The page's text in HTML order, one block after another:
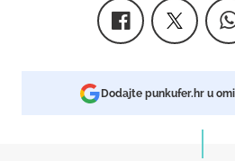
Dodajte punkufer.hr u